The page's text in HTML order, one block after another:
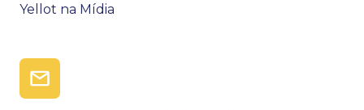
Yellot na Mídia